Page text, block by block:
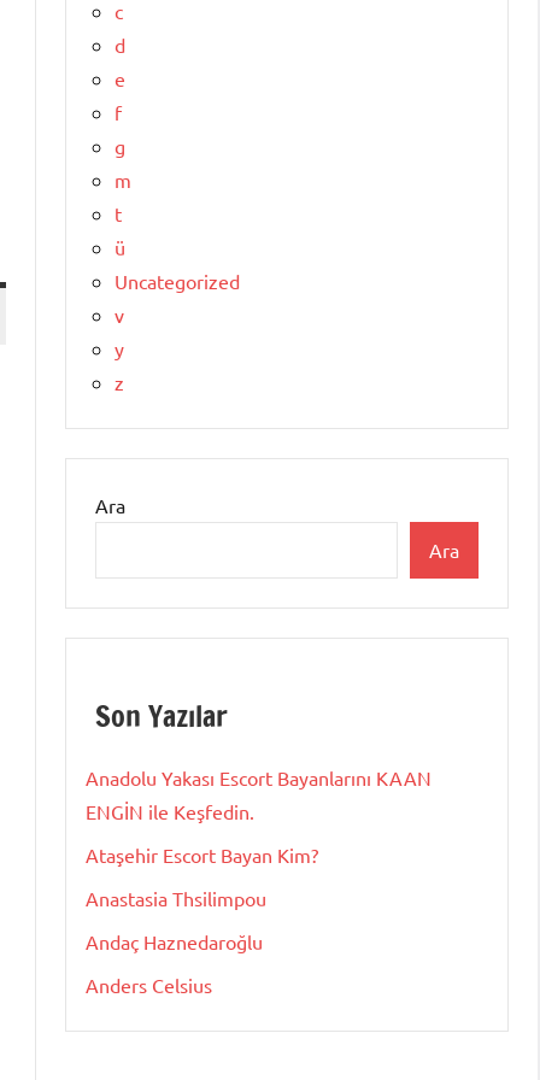
c
d
e
f
g
m
t
ü
Uncategorized
v
y
z
Ara
Ara
Son Yazılar
Anadolu Yakası Escort Bayanlarını KAAN
ENGİN ile Keşfedin.
Ataşehir Escort Bayan Kim?
Anastasia Thsilimpou
Andaç Haznedaroğlu
Anders Celsius